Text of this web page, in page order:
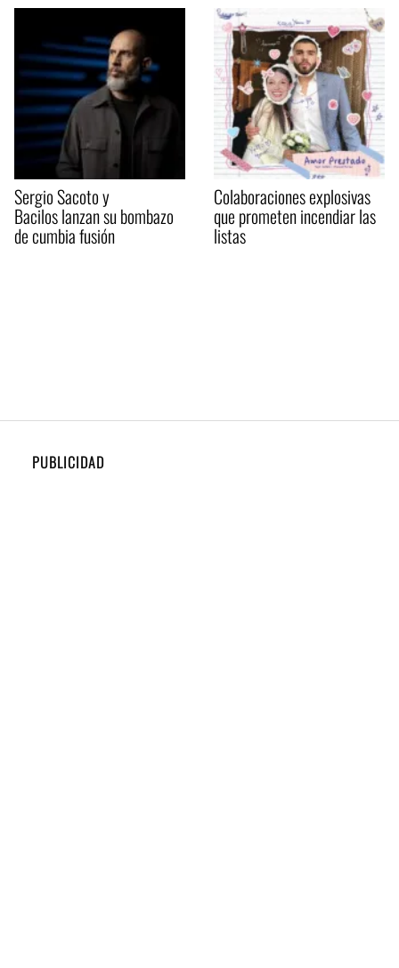
Sergio Sacoto y
Bacilos lanzan su bombazo
de cumbia fusión
Colaboraciones explosivas
que prometen incendiar las
listas
PUBLICIDAD